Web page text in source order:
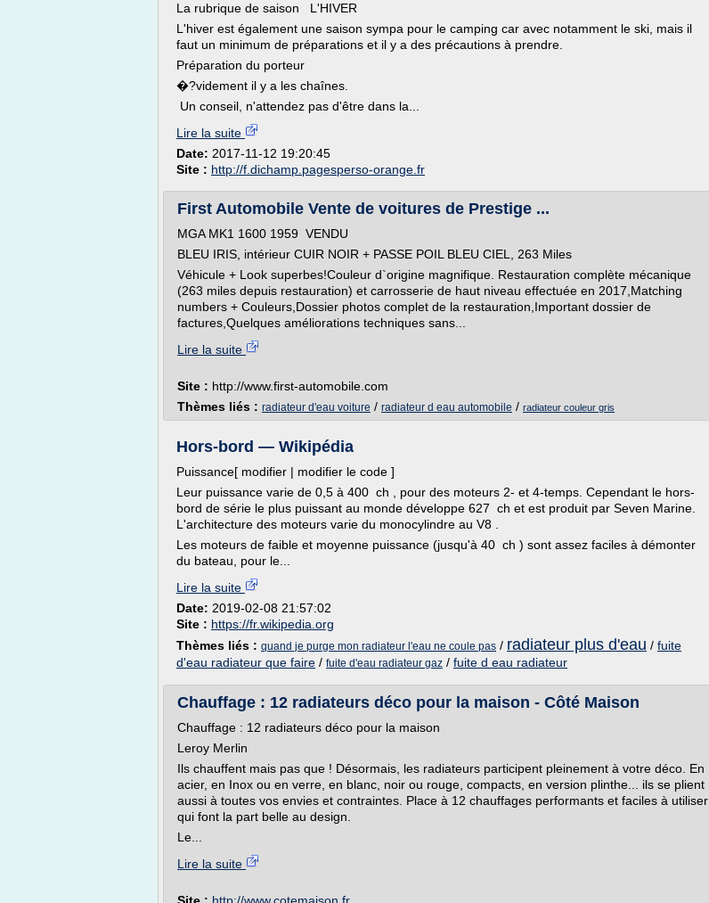
La rubrique de saison L'HIVER
L'hiver est également une saison sympa pour le camping car avec notamment le ski, mais il
faut un minimum de préparations et il y a des précautions à prendre.
Préparation du porteur
�?videment il y a les chaînes.
Un conseil, n'attendez pas d'être dans la...
Lire la suite
Date: 2017-11-12 19:20:45
Site : http://f.dichamp.pagesperso-orange.fr
First Automobile Vente de voitures de Prestige ...
MGA MK1 1600 1959 VENDU
BLEU IRIS, intérieur CUIR NOIR + PASSE POIL BLEU CIEL, 263 Miles
Véhicule + Look superbes!Couleur d`origine magnifique. Restauration complète mécanique
(263 miles depuis restauration) et carrosserie de haut niveau effectuée en 2017,Matching
numbers + Couleurs,Dossier photos complet de la restauration,Important dossier de
factures,Quelques améliorations techniques sans...
Lire la suite
Site : http://www.first-automobile.com
Thèmes liés : radiateur d'eau voiture / radiateur d eau automobile / radiateur couleur gris
Hors-bord — Wikipédia
Puissance[ modifier | modifier le code ]
Leur puissance varie de 0,5 à 400 ch , pour des moteurs 2- et 4-temps. Cependant le hors-
bord de série le plus puissant au monde développe 627 ch et est produit par Seven Marine.
L'architecture des moteurs varie du monocylindre au V8 .
Les moteurs de faible et moyenne puissance (jusqu'à 40 ch ) sont assez faciles à démonter
du bateau, pour le...
Lire la suite
Date: 2019-02-08 21:57:02
Site : https://fr.wikipedia.org
Thèmes liés : quand je purge mon radiateur l'eau ne coule pas / radiateur plus d'eau / fuite
d'eau radiateur que faire / fuite d'eau radiateur gaz / fuite d eau radiateur
Chauffage : 12 radiateurs déco pour la maison - Côté Maison
Chauffage : 12 radiateurs déco pour la maison
Leroy Merlin
Ils chauffent mais pas que ! Désormais, les radiateurs participent pleinement à votre déco. En
acier, en Inox ou en verre, en blanc, noir ou rouge, compacts, en version plinthe... ils se plient
aussi à toutes vos envies et contraintes. Place à 12 chauffages performants et faciles à utiliser
qui font la part belle au design.
Le...
Lire la suite